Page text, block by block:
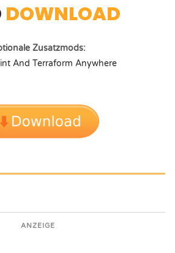
DOWNLOAD
Zusatzmods:
And Terraform Anywhere
ANZEIGE